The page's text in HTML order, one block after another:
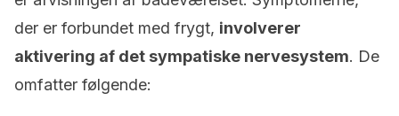
der er forbundet med frygt, involverer
aktivering af det sympatiske nervesystem. De
omfatter følgende: